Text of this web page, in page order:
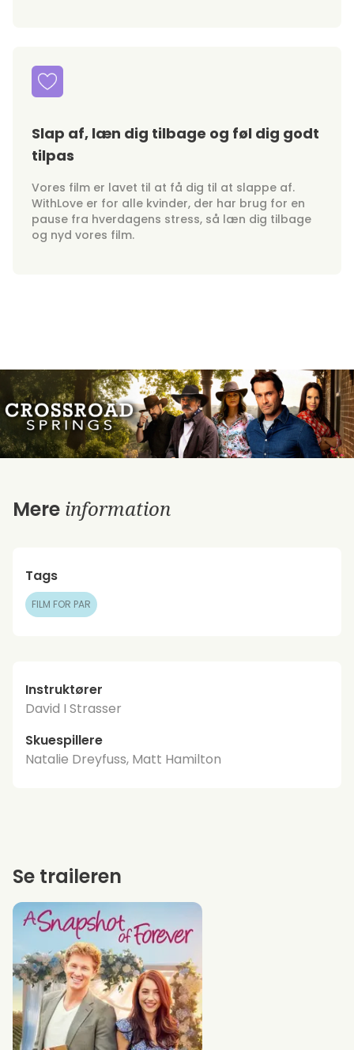
Slap af, læn dig tilbage og føl dig godt
tilpas
Vores film er lavet til at få dig til at slappe af.
WithLove er for alle kvinder, der har brug for en
pause fra hverdagens stress, så læn dig tilbage
og nyd vores film.
Mere information
Tags
FILM FOR PAR
Instruktører
David I Strasser
Skuespillere
Natalie Dreyfuss, Matt Hamilton
Se traileren